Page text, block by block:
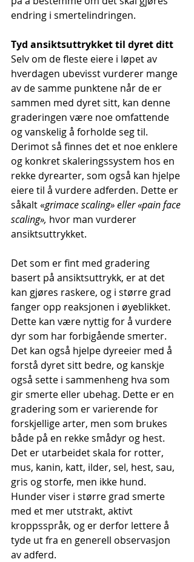
endring i smertelindringen.
Tyd ansiktsuttrykket til dyret ditt
Selv om de fleste eiere i løpet av
hverdagen ubevisst vurderer mange
av de samme punktene når de er
sammen med dyret sitt, kan denne
graderingen være noe omfattende
og vanskelig å forholde seg til.
Derimot så finnes det et noe enklere
og konkret skaleringssystem hos en
rekke dyrearter, som også kan hjelpe
eiere til å vurdere adferden. Dette er
såkalt «grimace scaling» eller «pain face
scaling», hvor man vurderer
ansiktsuttrykket.
Det som er fint med gradering
basert på ansiktsuttrykk, er at det
kan gjøres raskere, og i større grad
fanger opp reaksjonen i øyeblikket.
Dette kan være nyttig for å vurdere
dyr som har forbigående smerter.
Det kan også hjelpe dyreeier med å
forstå dyret sitt bedre, og kanskje
også sette i sammenheng hva som
gir smerte eller ubehag. Dette er en
gradering som er varierende for
forskjellige arter, men som brukes
både på en rekke smådyr og hest.
Det er utarbeidet skala for rotter,
mus, kanin, katt, ilder, sel, hest, sau,
gris og storfe, men ikke hund.
Hunder viser i større grad smerte
med et mer utstrakt, aktivt
kroppsspråk, og er derfor lettere å
tyde ut fra en generell observasjon
av adferd.